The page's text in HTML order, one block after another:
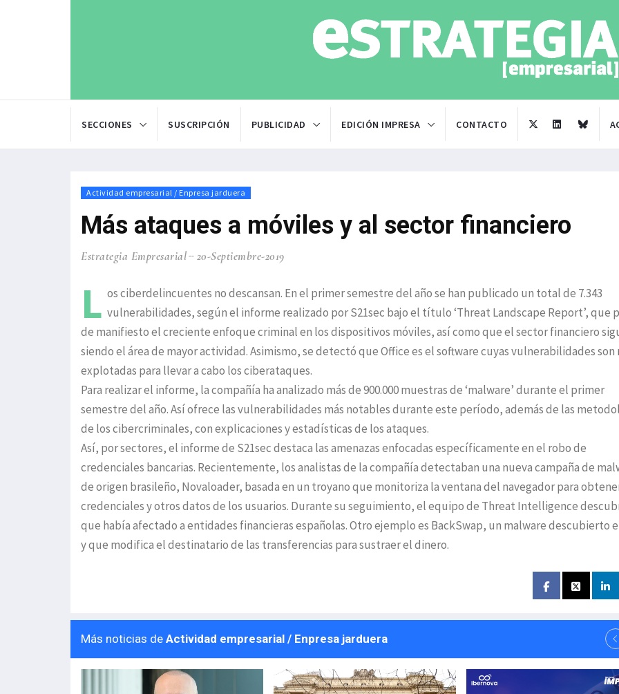
SECCIONES SUSCRIPCIÓN PUBLICIDAD EDICIÓN IMPRESA CONTACTO
Actividad empresarial / Enpresa jarduera
Más ataques a móviles y al sector financiero
Estrategia Empresarial 20-Septiembre-2019
L os ciberdelincuentes no descansan. En el primer semestre del año se han publicado un total de 7.343
vulnerabilidades, según el informe realizado por S21sec bajo el título ‘Threat Landscape Report’, que
de manifiesto el creciente enfoque criminal en los dispositivos móviles, así como que el sector financiero
siendo el área de mayor actividad. Asimismo, se detectó que Office es el software cuyas vulnerabilidades son
explotadas para llevar a cabo los ciberataques.
Para realizar el informe, la compañía ha analizado más de 900.000 muestras de ‘malware’ durante el primer
semestre del año. Así ofrece las vulnerabilidades más notables durante este período, además de las
de los cibercriminales, con explicaciones y estadísticas de los ataques.
Así, por sectores, el informe de S21sec destaca las amenazas enfocadas específicamente en el robo de
credenciales bancarias. Recientemente, los analistas de la compañía detectaban una nueva campaña de
de origen brasileño, Novaloader, basada en un troyano que monitoriza la ventana del navegador para
credenciales y otros datos de los usuarios. Durante su seguimiento, el equipo de Threat Intelligence
que había afectado a entidades financieras españolas. Otro ejemplo es BackSwap, un malware descubierto
y que modifica el destinatario de las transferencias para sustraer el dinero.
Más noticias de Actividad empresarial / Enpresa jarduera